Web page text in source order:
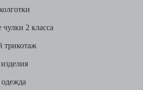
2 класса
трикотаж